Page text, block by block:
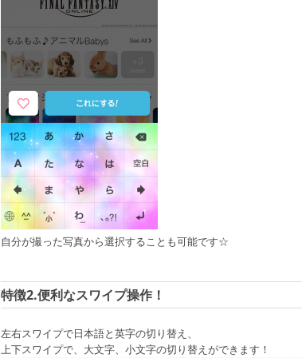
自分が撮った写真から選択することも可能です☆
特徴2.便利なスワイプ操作！
左右スワイプで日本語と英字の切り替え、
上下スワイプで、大文字、小文字の切り替えができます！